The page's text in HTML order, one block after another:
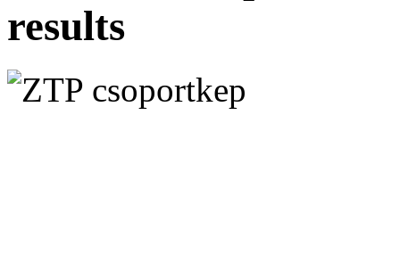
results